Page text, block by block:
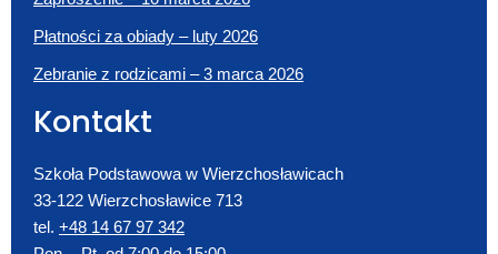
Płatności za obiady – luty 2026
Zebranie z rodzicami – 3 marca 2026
Kontakt
Szkoła Podstawowa w Wierzchosławicach
33-122 Wierzchosławice 713
tel. +48 14 67 97 342